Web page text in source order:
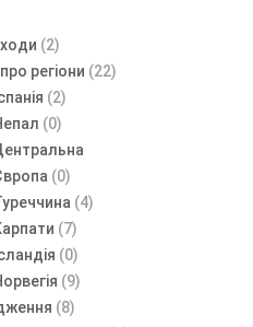
(2)
регіони (22)
(2)
(0)
(0)
(4)
(7)
(0)
(9)
(8)